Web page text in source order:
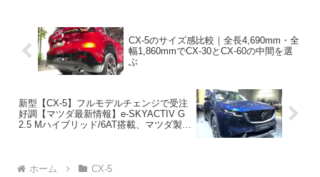
CX-5のサイズ感比較｜全長4,690mm・全
幅1,860mmでCX-30とCX-60の中間を選
ぶ
新型【CX-5】フルモデルチェンジで受注
好調【マツダ最新情報】e-SKYACTIV G
2.5 Mハイブリッド/6AT搭載、マツダ製
ホーム CX-5